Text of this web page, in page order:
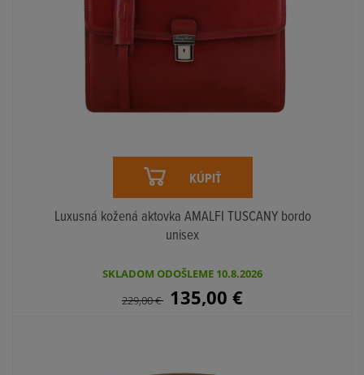
KÚPIŤ
Luxusná kožená aktovka AMALFI TUSCANY bordo
unisex
SKLADOM ODOŠLEME 10.8.2026
229,00€ 135,00 €